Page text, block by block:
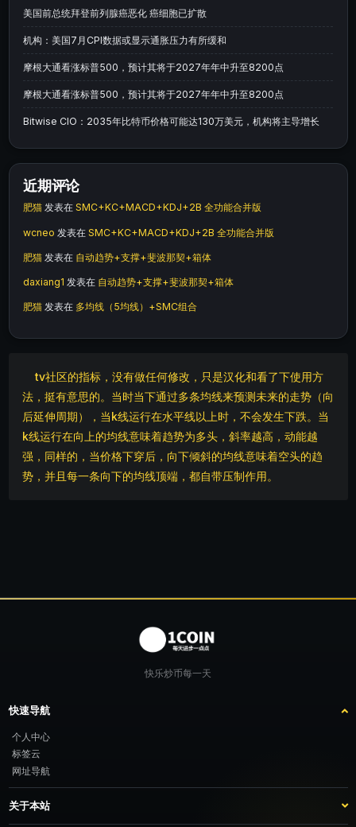
美国前总统拜登前列腺癌恶化 癌细胞已扩散
机构：美国7月CPI数据或显示通胀压力有所缓和
摩根大通看涨标普500，预计其将于2027年年中升至8200点
摩根大通看涨标普500，预计其将于2027年年中升至8200点
Bitwise CIO：2035年比特币价格可能达130万美元，机构将主导增长
近期评论
肥猫 发表在 SMC+KC+MACD+KDJ+2B 全功能合并版
wcneo 发表在 SMC+KC+MACD+KDJ+2B 全功能合并版
肥猫 发表在 自动趋势+支撑+斐波那契+箱体
daxiang1 发表在 自动趋势+支撑+斐波那契+箱体
肥猫 发表在 多均线（5均线）+SMC组合
tv社区的指标，没有做任何修改，只是汉化和看了下使用方
法，挺有意思的。当时当下通过多条均线来预测未来的走势（向
后延伸周期），当k线运行在水平线以上时，不会发生下跌。当
k线运行在向上的均线意味着趋势为多头，斜率越高，动能越
强，同样的，当价格下穿后，向下倾斜的均线意味着空头的趋
势，并且每一条向下的均线顶端，都自带压制作用。
快乐炒币每一天
快速导航
个人中心
标签云
网址导航
关于本站
站点介绍